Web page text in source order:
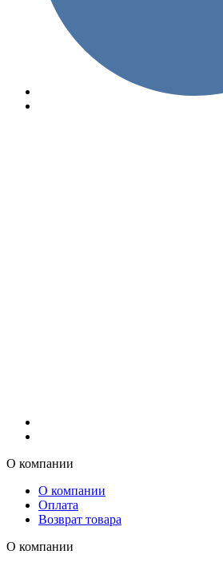
О компании
О компании
Оплата
Возврат товара
О компании